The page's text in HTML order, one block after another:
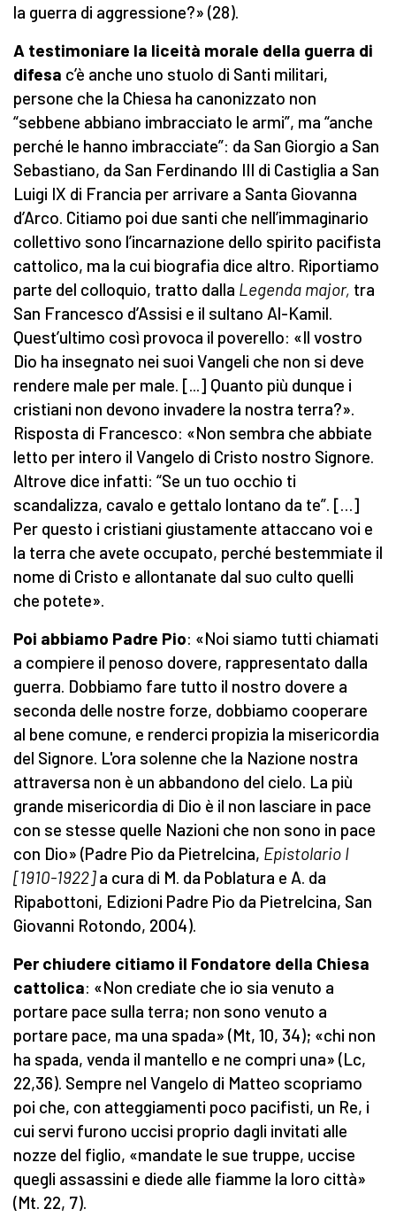
la guerra di aggressione?» (28).
A testimoniare la liceità morale della guerra di
difesa c’è anche uno stuolo di Santi militari,
persone che la Chiesa ha canonizzato non
“sebbene abbiano imbracciato le armi”, ma “anche
perché le hanno imbracciate”: da San Giorgio a San
Sebastiano, da San Ferdinando III di Castiglia a San
Luigi IX di Francia per arrivare a Santa Giovanna
d’Arco. Citiamo poi due santi che nell’immaginario
collettivo sono l’incarnazione dello spirito pacifista
cattolico, ma la cui biografia dice altro. Riportiamo
parte del colloquio, tratto dalla Legenda major, tra
San Francesco d’Assisi e il sultano Al-Kamil.
Quest’ultimo così provoca il poverello: «Il vostro
Dio ha insegnato nei suoi Vangeli che non si deve
rendere male per male. [...] Quanto più dunque i
cristiani non devono invadere la nostra terra?».
Risposta di Francesco: «Non sembra che abbiate
letto per intero il Vangelo di Cristo nostro Signore.
Altrove dice infatti: “Se un tuo occhio ti
scandalizza, cavalo e gettalo lontano da te”. […]
Per questo i cristiani giustamente attaccano voi e
la terra che avete occupato, perché bestemmiate il
nome di Cristo e allontanate dal suo culto quelli
che potete».
Poi abbiamo Padre Pio: «Noi siamo tutti chiamati
a compiere il penoso dovere, rappresentato dalla
guerra. Dobbiamo fare tutto il nostro dovere a
seconda delle nostre forze, dobbiamo cooperare
al bene comune, e renderci propizia la misericordia
del Signore. L'ora solenne che la Nazione nostra
attraversa non è un abbandono del cielo. La più
grande misericordia di Dio è il non lasciare in pace
con se stesse quelle Nazioni che non sono in pace
con Dio» (Padre Pio da Pietrelcina, Epistolario I
[1910-1922]a cura di M. da Poblatura e A. da
Ripabottoni, Edizioni Padre Pio da Pietrelcina, San
Giovanni Rotondo, 2004).
Per chiudere citiamo il Fondatore della Chiesa
cattolica: «Non crediate che io sia venuto a
portare pace sulla terra; non sono venuto a
portare pace, ma una spada» (Mt, 10, 34); «chi non
ha spada, venda il mantello e ne compri una» (Lc,
22,36). Sempre nel Vangelo di Matteo scopriamo
poi che, con atteggiamenti poco pacifisti, un Re, i
cui servi furono uccisi proprio dagli invitati alle
nozze del figlio, «mandate le sue truppe, uccise
quegli assassini e diede alle fiamme la loro città»
(Mt. 22, 7).